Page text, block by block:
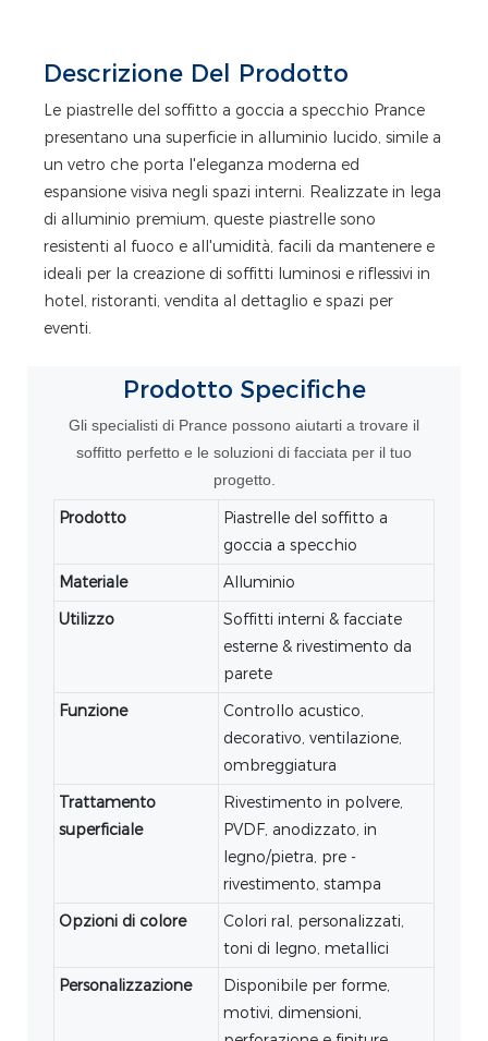
Descrizione Del Prodotto
Le piastrelle del soffitto a goccia a specchio Prance
presentano una superficie in alluminio lucido, simile a
un vetro che porta l'eleganza moderna ed
espansione visiva negli spazi interni. Realizzate in lega
di alluminio premium, queste piastrelle sono
resistenti al fuoco e all'umidità, facili da mantenere e
ideali per la creazione di soffitti luminosi e riflessivi in ​​
hotel, ristoranti, vendita al dettaglio e spazi per
eventi.
Prodotto Specifiche
Gli specialisti di Prance possono aiutarti a trovare il
soffitto perfetto e le soluzioni di facciata per il tuo
progetto.
Prodotto
Piastrelle del soffitto a
goccia a specchio
Materiale
Alluminio
Utilizzo
Soffitti interni & facciate
esterne & rivestimento da
parete
Funzione
Controllo acustico,
decorativo, ventilazione,
ombreggiatura
Trattamento
superficiale
Rivestimento in polvere,
PVDF, anodizzato, in
legno/pietra, pre -
rivestimento, stampa
Opzioni di colore
Colori ral, personalizzati,
toni di legno, metallici
Personalizzazione
Disponibile per forme,
motivi, dimensioni,